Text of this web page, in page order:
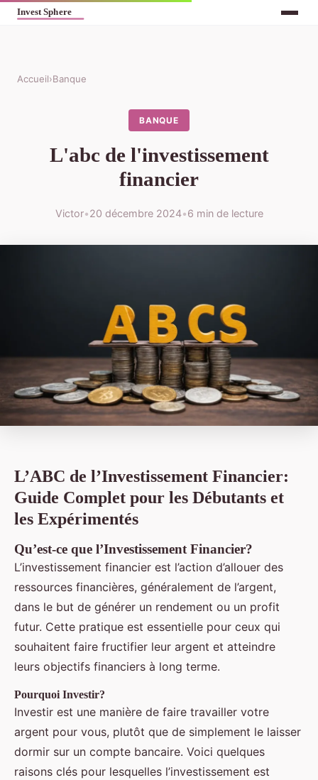
Accueil›Banque
BANQUE
L'abc de l'investissement
financier
Victor•20 décembre 2024•6 min de lecture
L’ABC de l’Investissement Financier:
Guide Complet pour les Débutants et
les Expérimentés
Qu’est-ce que l’Investissement Financier?
L’investissement financier est l’action d’allouer des
ressources financières, généralement de l’argent,
dans le but de générer un rendement ou un profit
futur. Cette pratique est essentielle pour ceux qui
souhaitent faire fructifier leur argent et atteindre
leurs objectifs financiers à long terme.
Pourquoi Investir?
Investir est une manière de faire travailler votre
argent pour vous, plutôt que de simplement le laisser
dormir sur un compte bancaire. Voici quelques
raisons clés pour lesquelles l’investissement est